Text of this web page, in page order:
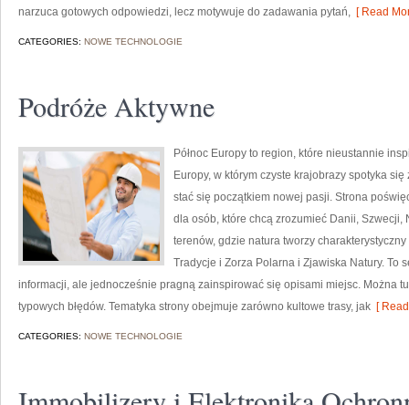
narzuca gotowych odpowiedzi, lecz motywuje do zadawania pytań, [ Read
CATEGORIES: NOWE TECHNOLOGIE
Podróże Aktywne
Północ Europy to region, które nieustannie
Europy, w którym czyste krajobrazy spotyka
stać się początkiem nowej pasji. Strona
dla osób, które chcą zrozumieć Danii,
terenów, gdzie natura tworzy
Tradycje i Zorza Polarna i Zjawiska Natury. To
informacji, ale jednocześnie pragną zainspirować się opisami miejsc. Można
typowych błędów. Tematyka strony obejmuje zarówno kultowe trasy, jak [
CATEGORIES: NOWE TECHNOLOGIE